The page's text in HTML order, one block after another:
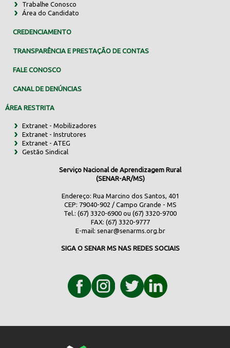
Trabalhe Conosco
Área do Candidato
CREDENCIAMENTO
TRANSPARÊNCIA E PRESTAÇÃO DE CONTAS
FALE CONOSCO
CANAL DE DENÚNCIAS
ÁREA RESTRITA
Extranet - Mobilizadores
Extranet - Instrutores
Extranet - ATEG
Gestão Sindical
Serviço Nacional de Aprendizagem Rural
(SENAR-AR/MS)
Endereço: Rua Marcino dos Santos, 401
CEP: 79040-902 / Campo Grande - MS
Tel.: (67) 3320-6900 ou (67) 3320-9700
FAX: (67) 3320-9777
E-mail: senar@senarms.org.br
SIGA O SENAR MS NAS REDES SOCIAIS